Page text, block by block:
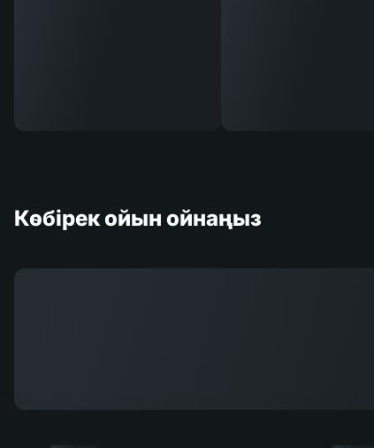
Көбірек ойын ойнаңыз